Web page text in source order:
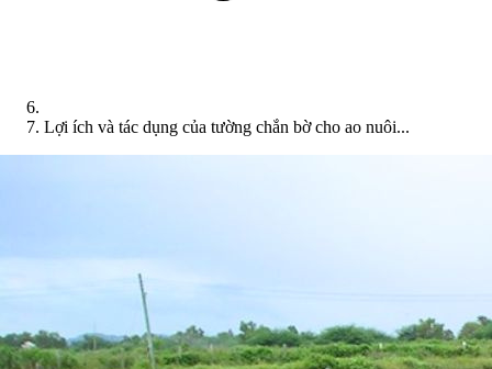
Lợi ích và tác dụng của tường chắn bờ cho ao nuôi...